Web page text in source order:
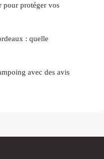
pour protéger vos
: quelle
avec des avis